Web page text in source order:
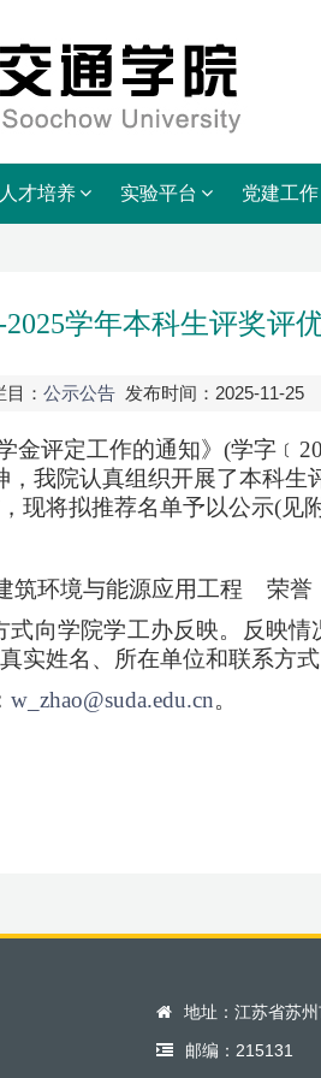
人才培养 实验平台 党建工作
学年本科生评奖评
目： 公示公告 发布时间：2025-11-25
金评定工作的通知》 (学字﹝
，我院认真组织开展了本科
将拟推荐名单予以公示(见
环境与能源应用工程 荣誉
向学院学工办反映。反映
实姓名、所在单位和联系方式
w_zhao@suda.edu.cn。
地址：江苏省苏
邮编：215131